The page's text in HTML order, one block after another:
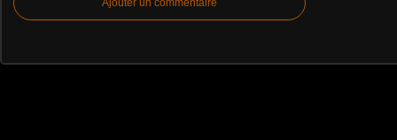
Ajouter un commentaire